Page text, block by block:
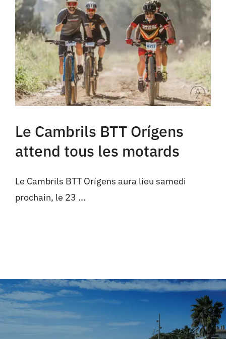
Cambrils
Groupes
Le Cambrils BTT Orígens
attend tous les motards
Le Cambrils BTT Orígens aura lieu samedi
prochain, le 23 ...